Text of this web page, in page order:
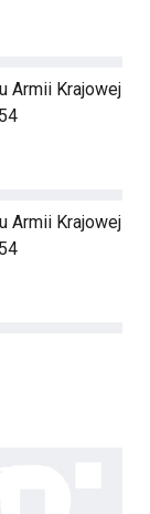
Armii Krajowej
Armii Krajowej